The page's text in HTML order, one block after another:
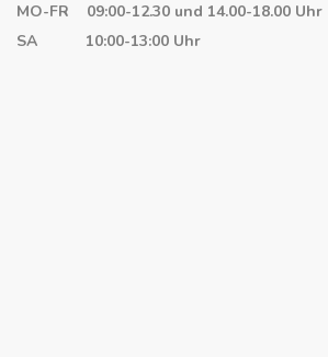
MO-FR 09:00-12.30 und 14.00-18.00 Uhr
SA 10:00-13:00 Uhr